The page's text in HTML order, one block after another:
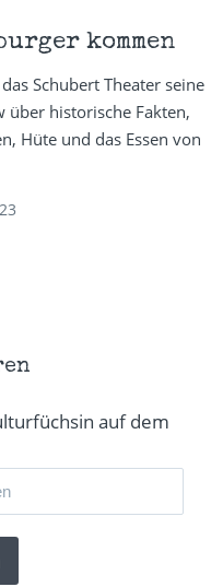
kommen
Schubert Theater seine
über historische Fakten,
Hüte und das Essen von
auf dem